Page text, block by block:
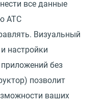
все данные
АТС
Визуальный
настройки
без
позволит
ваших